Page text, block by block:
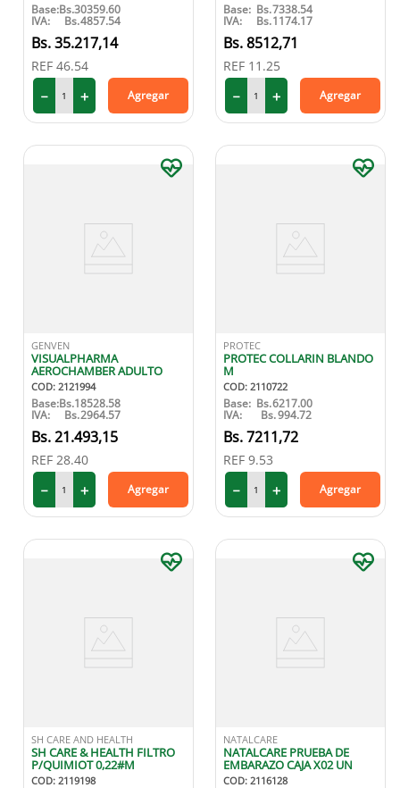
Base:Bs.30359.60
IVA: Bs.4857.54
35.217,14
REF 46.54
＋
－ Agregar
Base: Bs.7338.54
IVA: Bs.1174.17
8512,71
REF 11.25
＋
－ Agregar
GENVEN
VISUALPHARMA
AEROCHAMBER ADULTO
COD: 2121994
Base:Bs.18528.58
IVA: Bs.2964.57
21.493,15
REF 28.40
＋
－ Agregar
PROTEC
PROTEC COLLARIN BLANDO
M
COD: 2110722
Base: Bs.6217.00
IVA: Bs.994.72
7211,72
REF 9.53
＋
－ Agregar
SH CARE AND HEALTH
SH CARE & HEALTH FILTRO
P/QUIMIOT 0,22#M
COD: 2119198
NATALCARE
NATALCARE PRUEBA DE
EMBARAZO CAJA X02 UN
COD: 2116128